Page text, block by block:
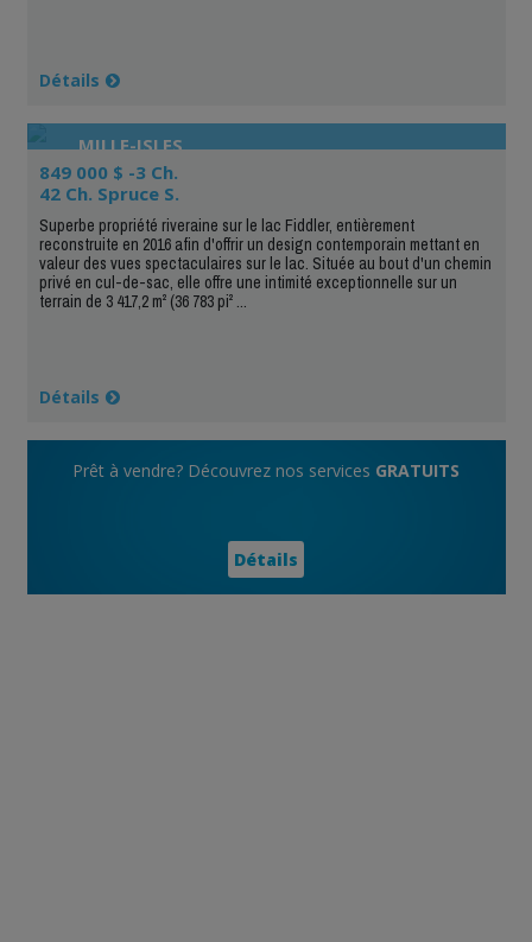
Détails
MILLE-ISLES
849 000 $ -3 Ch.
42 Ch. Spruce S.
Superbe propriété riveraine sur le lac Fiddler, entièrement
reconstruite en 2016 afin d'offrir un design contemporain mettant en
valeur des vues spectaculaires sur le lac. Située au bout d'un chemin
privé en cul-de-sac, elle offre une intimité exceptionnelle sur un
terrain de 3 417,2 m² (36 783 pi² ...
Détails
Prêt à vendre? Découvrez nos services GRATUITS
Détails